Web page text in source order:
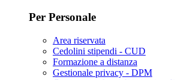
Per Personale
Area riservata
Cedolini stipendi - CUD
Formazione a distanza
Gestionale privacy - DPM